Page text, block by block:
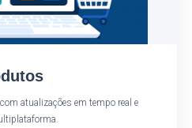
atualizações em tempo real e